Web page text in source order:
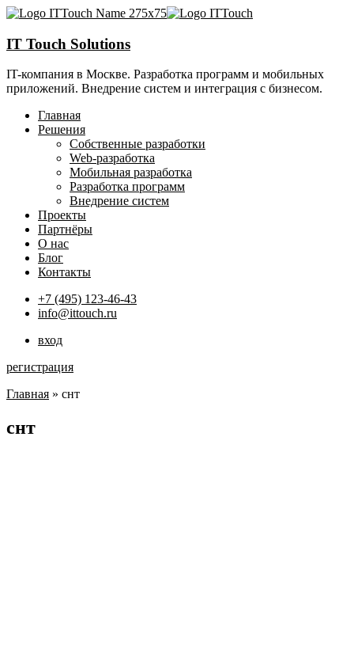
IT Touch Solutions
IT-компания в Москве. Разработка программ и мобильных
приложений. Внедрение систем и интеграция с бизнесом.
Главная
Решения
Собственные разработки
Web-разработка
Мобильная разработка
Разработка программ
Внедрение систем
Проекты
Партнёры
О нас
Блог
Контакты
+7 (495) 123-46-43
info@ittouch.ru
вход
регистрация
Главная » снт
снт